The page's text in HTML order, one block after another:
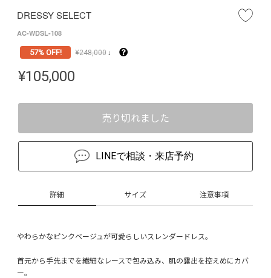
DRESSY SELECT
AC-WDSL-108
¥248,000↓
57% OFF!
¥105,000
売り切れました
LINEで相談・来店予約
詳細 サイズ 注意事項
やわらかなピンクベージュが可愛らしいスレンダードレス。
首元から手先までを繊細なレースで包み込み、肌の露出を控えめにカバ
ー。